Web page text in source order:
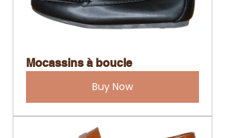
Mocassins à boucle
Buy Now